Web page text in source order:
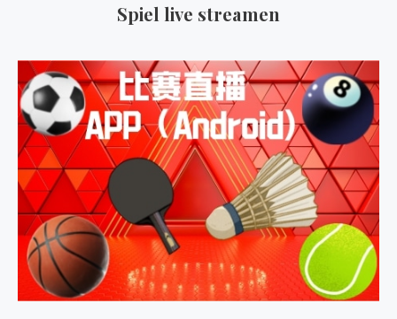
Spiel live streamen